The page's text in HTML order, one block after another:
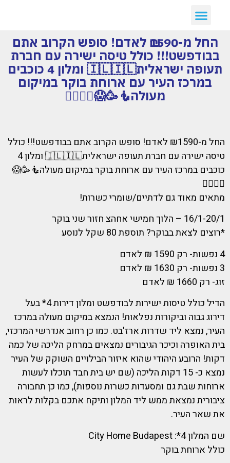
החל מ-₪1590 לאדם! סופש הקרוב אתם
בבודפשט!!! כולל טיסה ישירה עם חברת
תעופה ישראלית🇮🇱🇮🇱 ומלון 4 כוכבים
במרכז העיר עם ארוחת בוקר במיקום
מעולה🧜🥳😱🧚‍♀️🧚‍♂️
החל מ-₪1590 לאדם! סופש הקרוב אתם בבודפשט!!! כולל
טיסה ישירה עם חברת תעופה ישראלית🇮🇱🇮🇱 ומלון 4
כוכבים במרכז העיר עם ארוחת בוקר במיקום מעולה🧜🥳😱
🧚‍♀️🧚‍♂️
מתאים מאוד גם לדתיים/שומרי כשרות!
16/1-20/1 – הלוך חמישי אחהצ חזור שני בוקר
*רוצים לצאת בבוקר? תוספת 80 שקל לנוסע
4 נפשות- רק 1590 ₪ לאדם
3 נפשות- רק 1630 ₪ לאדם
זוג- רק 1660 ₪ לאדם
הדיל כולל טיסות ישירות לבודפשט ומלון דירות 4* בעל
דירוג גבוה וביקורות נפלאות! הנמצא במיקום מעולה במרכז
העיר, נמצא ליד שדרות ארז'בט. כמו כן רחוב אנדרשי המרכזי,
בית האופרה וכיכר הגיבורים נמצאים במרחק הליכה של כמה
דקות! הרובע היהודי שהוא איזור הבילויים השוקק של העיר
נמצא כ- 15 דקות הליכה (שם יש בית חבד תוכלו לעשות
ארוחות שבת גם ומסעדות כשרות נוספות), כמו כן תחבורה
ציבורית נמצאת ממש ליד המלון ותיקח אתכם בקלות לראות
את שאר העיר.
שם המלון 4*: City Home Budapest
כולל ארוחת בוקר